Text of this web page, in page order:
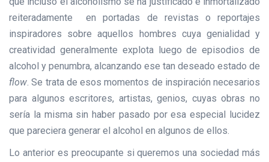
reiteradamente en portadas de revistas o reportajes
inspiradores sobre aquellos hombres cuya genialidad y
creatividad generalmente explota luego de episodios de
alcohol y penumbra, alcanzando ese tan deseado estado de
flow. Se trata de esos momentos de inspiración necesarios
para algunos escritores, artistas, genios, cuyas obras no
sería la misma sin haber pasado por esa especial lucidez
que pareciera generar el alcohol en algunos de ellos.
Lo anterior es preocupante si queremos una sociedad más